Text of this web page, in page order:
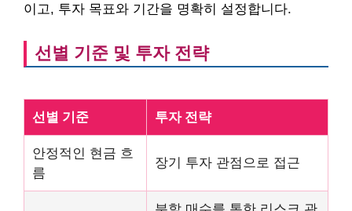
이고, 투자 목표와 기간을 명확히 설정합니다.
선별 기준 및 투자 전략
선별 기준 투자 전략
안정적인 현금 흐
름
장기 투자 관점으로 접근